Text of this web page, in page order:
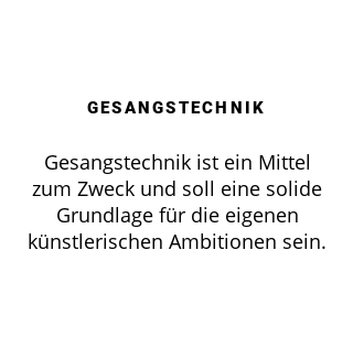
GESANGSTECHNIK
Gesangstechnik ist ein Mittel
zum Zweck und soll eine solide
Grundlage für die eigenen
künstlerischen Ambitionen sein.